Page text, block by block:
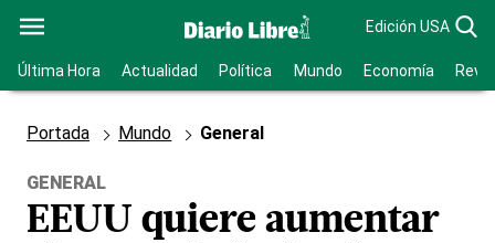
Edición USA
Última Hora Actualidad Política Mundo Economía
Portada Mundo General
GENERAL
EEUU quiere aumentar